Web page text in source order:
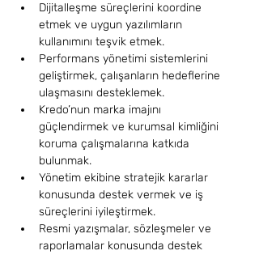
Dijitalleşme süreçlerini koordine
etmek ve uygun yazılımların
kullanımını teşvik etmek.
Performans yönetimi sistemlerini
geliştirmek, çalışanların hedeflerine
ulaşmasını desteklemek.
Kredo’nun marka imajını
güçlendirmek ve kurumsal kimliğini
koruma çalışmalarına katkıda
bulunmak.
Yönetim ekibine stratejik kararlar
konusunda destek vermek ve iş
süreçlerini iyileştirmek.
Resmi yazışmalar, sözleşmeler ve
raporlamalar konusunda destek